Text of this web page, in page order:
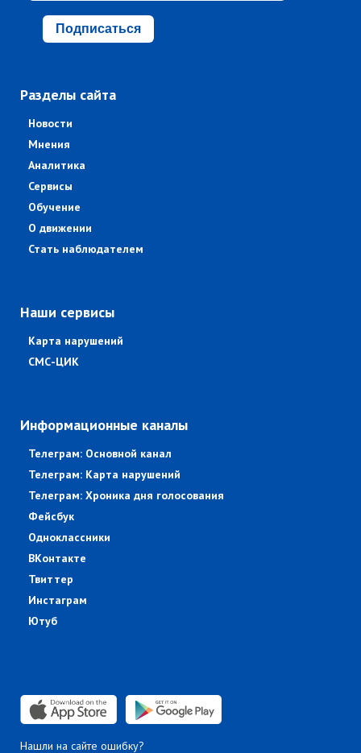
Подписаться
Разделы сайта
Новости
Мнения
Аналитика
Сервисы
Обучение
О движении
Стать наблюдателем
Наши сервисы
Карта нарушений
СМС-ЦИК
Информационные каналы
Телеграм: Основной канал
Телеграм: Карта нарушений
Телеграм: Хроника дня голосования
Фейсбук
Одноклассники
ВКонтакте
Твиттер
Инстаграм
Ютуб
Нашли на сайте ошибку?